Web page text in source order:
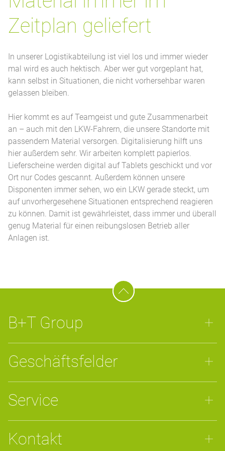
Zeitplan geliefert
In unserer Logistikabteilung ist viel los und immer wieder
mal wird es auch hektisch. Aber wer gut vorgeplant hat,
kann selbst in Situationen, die nicht vorhersehbar waren
gelassen bleiben.
Hier kommt es auf Teamgeist und gute Zusammenarbeit
an – auch mit den LKW-Fahrern, die unsere Standorte mit
passendem Material versorgen. Digitalisierung hilft uns
hier außerdem sehr. Wir arbeiten komplett papierlos.
Lieferscheine werden digital auf Tablets geschickt und vor
Ort nur Codes gescannt. Außerdem können unsere
Disponenten immer sehen, wo ein LKW gerade steckt, um
auf unvorhergesehene Situationen entsprechend reagieren
zu können. Damit ist gewährleistet, dass immer und überall
genug Material für einen reibungslosen Betrieb aller
Anlagen ist.
B+T Group
Geschäftsfelder
Service
Kontakt